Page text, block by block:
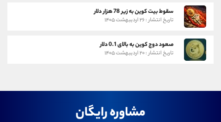
سقوط بیت کوین به زیر 78 هزار دلار
تاریخ انتشار : ۲۶ اردیبهشت ۱۴۰۵
صعود دوج کوین به بالای 0.1 دلار
تاریخ انتشار : ۲۰ اردیبهشت ۱۴۰۵
مشاوره رایگان